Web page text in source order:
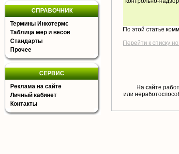
СПРАВОЧНИК
Термины Инкотермс
Таблица мер и весов
Стандарты
Прочее
СЕРВИС
Реклама на сайте
Личный кабинет
Контакты
По этой статье
Перейти к списку
На сайте
или